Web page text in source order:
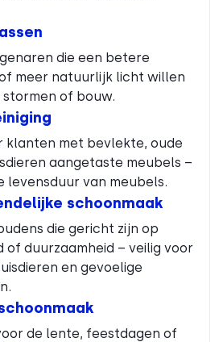
die een betere
meer natuurlijk licht willen
stormen of bouw.
klanten met bevlekte, oude
aangetaste meubels –
levensduur van meubels.
schoonmaak
die gericht zijn op
of duurzaamheid – veilig voor
en gevoelige
de lente, feestdagen of